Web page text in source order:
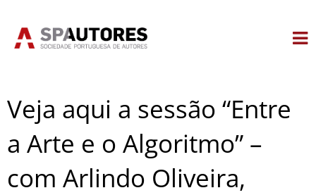
Veja aqui a sessão “Entre
a Arte e o Algoritmo” –
com Arlindo Oliveira,